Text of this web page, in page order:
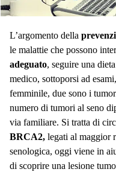
L’argomento della
le malattie che possono
adeguato, seguire una
medico, sottoporsi ad
femminile, due sono i
numero di tumori al seno
via familiare. Si tratta di
BRCA2, legati al maggior
senologica, oggi viene in
di scoprire una lesione